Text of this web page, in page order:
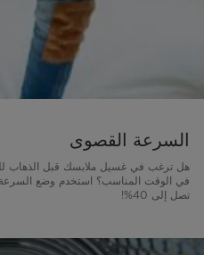
السرعة القصوى
هل ترغب في غسيل ملابسك قبل الذهاب
في الوقت المناسب؟ استخدم وضع السرعة
تصل إلى 40%!